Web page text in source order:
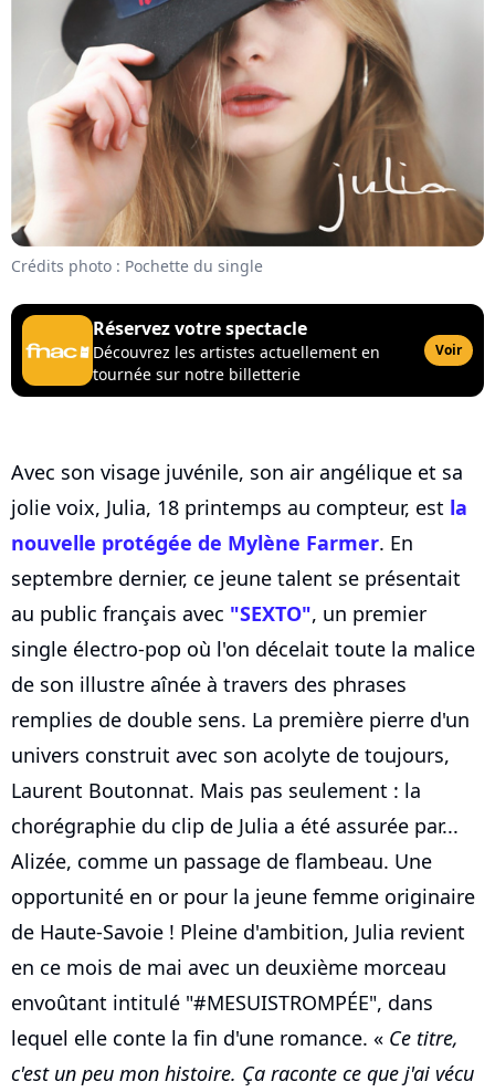
Crédits photo : Pochette du single
Réservez votre spectacle
Découvrez les artistes actuellement en
tournée sur notre billetterie
Voir
Avec son visage juvénile, son air angélique et sa
jolie voix, Julia, 18 printemps au compteur, est la
nouvelle protégée de Mylène Farmer. En
septembre dernier, ce jeune talent se présentait
au public français avec "SEXTO", un premier
single électro-pop où l'on décelait toute la malice
de son illustre aînée à travers des phrases
remplies de double sens. La première pierre d'un
univers construit avec son acolyte de toujours,
Laurent Boutonnat. Mais pas seulement : la
chorégraphie du clip de Julia a été assurée par...
Alizée, comme un passage de flambeau. Une
opportunité en or pour la jeune femme originaire
de Haute-Savoie ! Pleine d'ambition, Julia revient
en ce mois de mai avec un deuxième morceau
envoûtant intitulé "#MESUISTROMPÉE", dans
lequel elle conte la fin d'une romance. « Ce titre,
c'est un peu mon histoire. Ça raconte ce que j'ai vécu